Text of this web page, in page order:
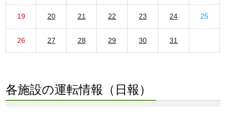
19 20 21 22 23 24 25
26 27 28 29 30 31
各施設の運転情報（日報）